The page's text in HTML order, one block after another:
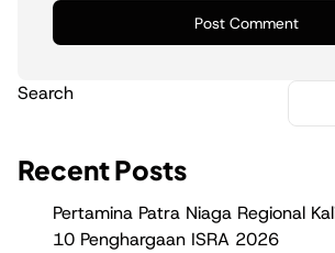
Search
Recent Posts
Pertamina Patra Niaga Regional
10 Penghargaan ISRA 2026